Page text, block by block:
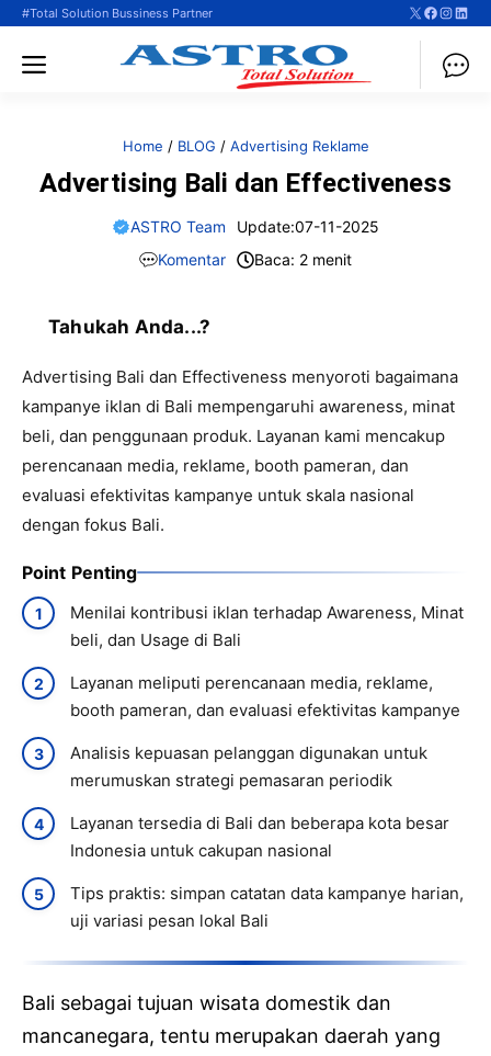
Langsung
#Total Solution Bussiness Partner X
Menu
Home / BLOG / Advertising Reklame
Advertising Bali dan Effectiveness
ASTRO Team Update:07-11-2025
Komentar
Baca: 2 menit
Tahukah Anda...?
Advertising Bali dan Effectiveness menyoroti bagaimana
kampanye iklan di Bali mempengaruhi awareness, minat
beli, dan penggunaan produk. Layanan kami mencakup
perencanaan media, reklame, booth pameran, dan
evaluasi efektivitas kampanye untuk skala nasional
dengan fokus Bali.
Point Penting
Menilai kontribusi iklan terhadap Awareness, Minat
beli, dan Usage di Bali
Layanan meliputi perencanaan media, reklame,
booth pameran, dan evaluasi efektivitas kampanye
Analisis kepuasan pelanggan digunakan untuk
merumuskan strategi pemasaran periodik
Layanan tersedia di Bali dan beberapa kota besar
Indonesia untuk cakupan nasional
Tips praktis: simpan catatan data kampanye harian,
uji variasi pesan lokal Bali
Bali sebagai tujuan wisata domestik dan
mancanegara, tentu merupakan daerah yang